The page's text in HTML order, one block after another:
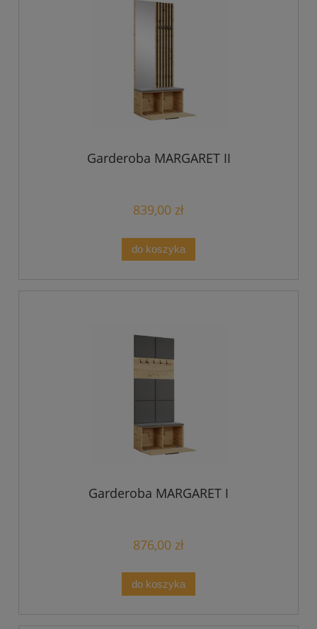
Garderoba MARGARET II
839,00 zł
do koszyka
Garderoba MARGARET I
876,00 zł
do koszyka